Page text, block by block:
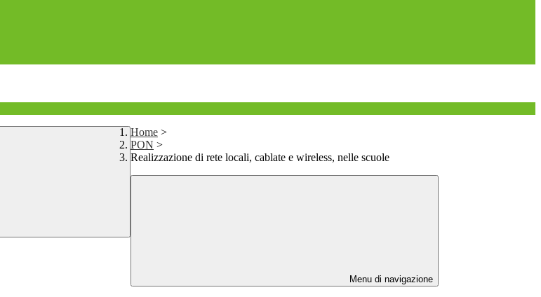
Home >
PON >
Realizzazione di rete locali, cablate e wireless, nelle scuole
Menu di navigazione